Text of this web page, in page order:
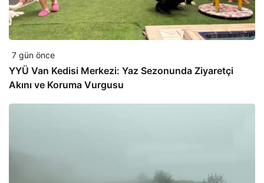
7 gün önce
YYÜ Van Kedisi Merkezi: Yaz Sezonunda Ziyaretçi
Akını ve Koruma Vurgusu